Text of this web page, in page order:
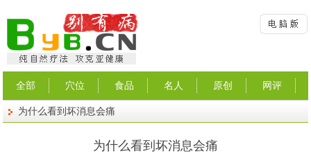
全部 穴位 食品 名人 原创 网评
为什么看到坏消息会痛
为什么看到坏消息会痛